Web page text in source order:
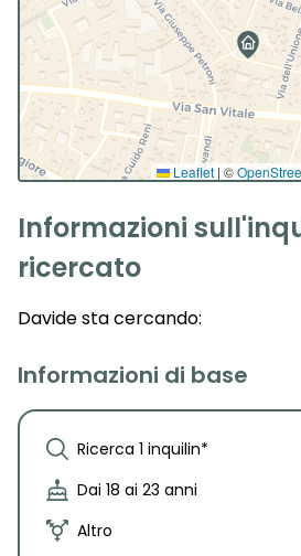
Leaflet | ©
Informazioni
ricercato
Davidesta cercando:
Informazioni di base
Ricerca 1 inquilin*
Dai 18 ai 23 anni
Altro